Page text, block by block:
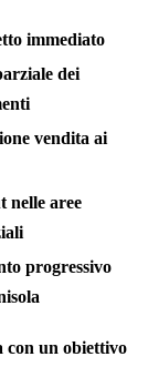
immediato
dei
vendita ai
nelle aree
progressivo
con un obiettivo